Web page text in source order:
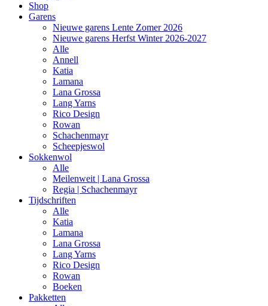
Shop
Garens
Nieuwe garens Lente Zomer 2026
Nieuwe garens Herfst Winter 2026-2027
Alle
Annell
Katia
Lamana
Lana Grossa
Lang Yarns
Rico Design
Rowan
Schachenmayr
Scheepjeswol
Sokkenwol
Alle
Meilenweit | Lana Grossa
Regia | Schachenmayr
Tijdschriften
Alle
Katia
Lamana
Lana Grossa
Lang Yarns
Rico Design
Rowan
Boeken
Pakketten